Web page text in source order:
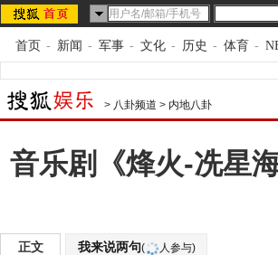
首页 - 新闻 - 军事 - 文化 - 历史 - 体育 -
> 八卦频道 > 内地八卦
音乐剧《烽火-冼星
正文 我来说两句( 人参与)